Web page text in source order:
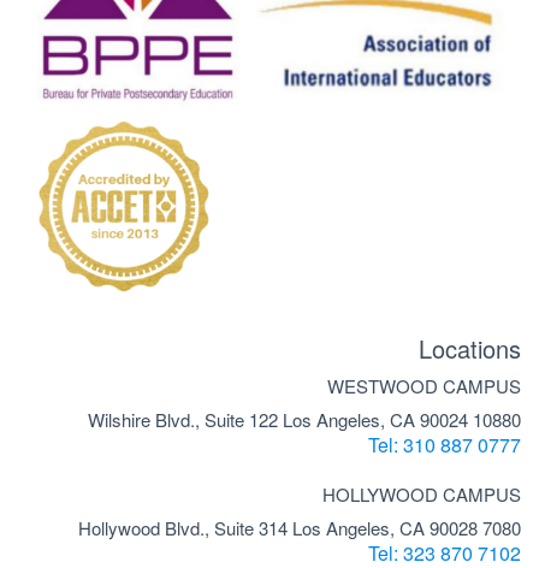
Locations
WESTWOOD CAMPUS
10880 Wilshire Blvd., Suite 122 Los Angeles, CA 90024
Tel: 310 887 0777
HOLLYWOOD CAMPUS
7080 Hollywood Blvd., Suite 314 Los Angeles, CA 90028
Tel: 323 870 7102